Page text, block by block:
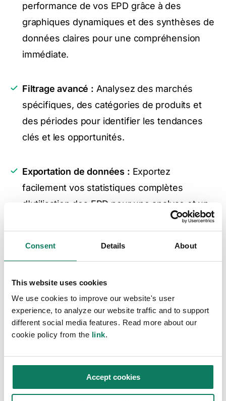
Consent Details About
This website uses cookies
We use cookies to improve our website's user
experience, to analyze our website traffic and to support
different social media features. Read more about our
cookie policy from the link.
Accept cookies
performance de vos EPD grâce à des
graphiques dynamiques et des synthèses de
données claires pour une compréhension
immédiate.
Filtrage avancé : Analysez des marchés
spécifiques, des catégories de produits et
des périodes pour identifier les tendances
clés et les opportunités.
Exportation de données : Exportez
facilement vos statistiques complètes
d'utilisation des EPD pour une analyse et un
données environnementales
expiration, permettant une action rapide et
prévenant les interruptions.
l'utilisation de ses EPD sur notre plateforme.
Analysez la performance de vos produits